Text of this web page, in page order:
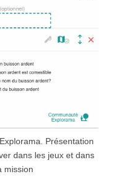
Présentation
dans les jeux et dans
mission